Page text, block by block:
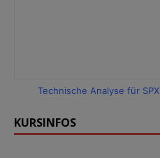
Technische Analyse für SPX
KURSINFOS